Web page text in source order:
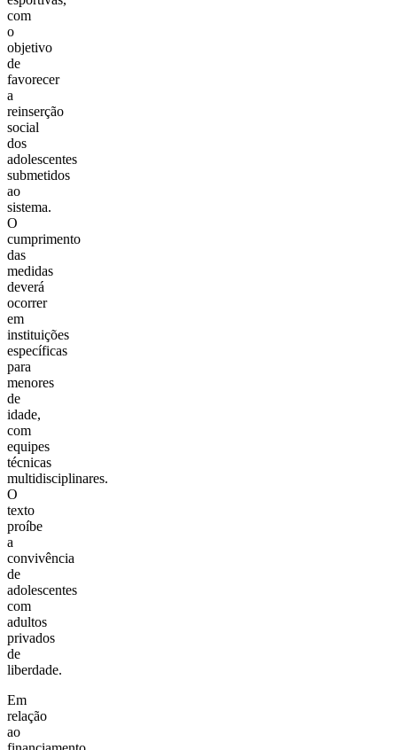
com
o
objetivo
de
favorecer
a
reinserção
social
dos
adolescentes
submetidos
ao
sistema.
O
cumprimento
das
medidas
deverá
ocorrer
em
instituições
específicas
para
menores
de
idade,
com
equipes
técnicas
multidisciplinares.
O
texto
proíbe
a
convivência
de
adolescentes
com
adultos
privados
de
liberdade.
Em
relação
ao